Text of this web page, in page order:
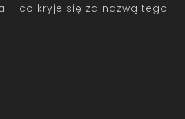
– co kryje się za nazwą tego